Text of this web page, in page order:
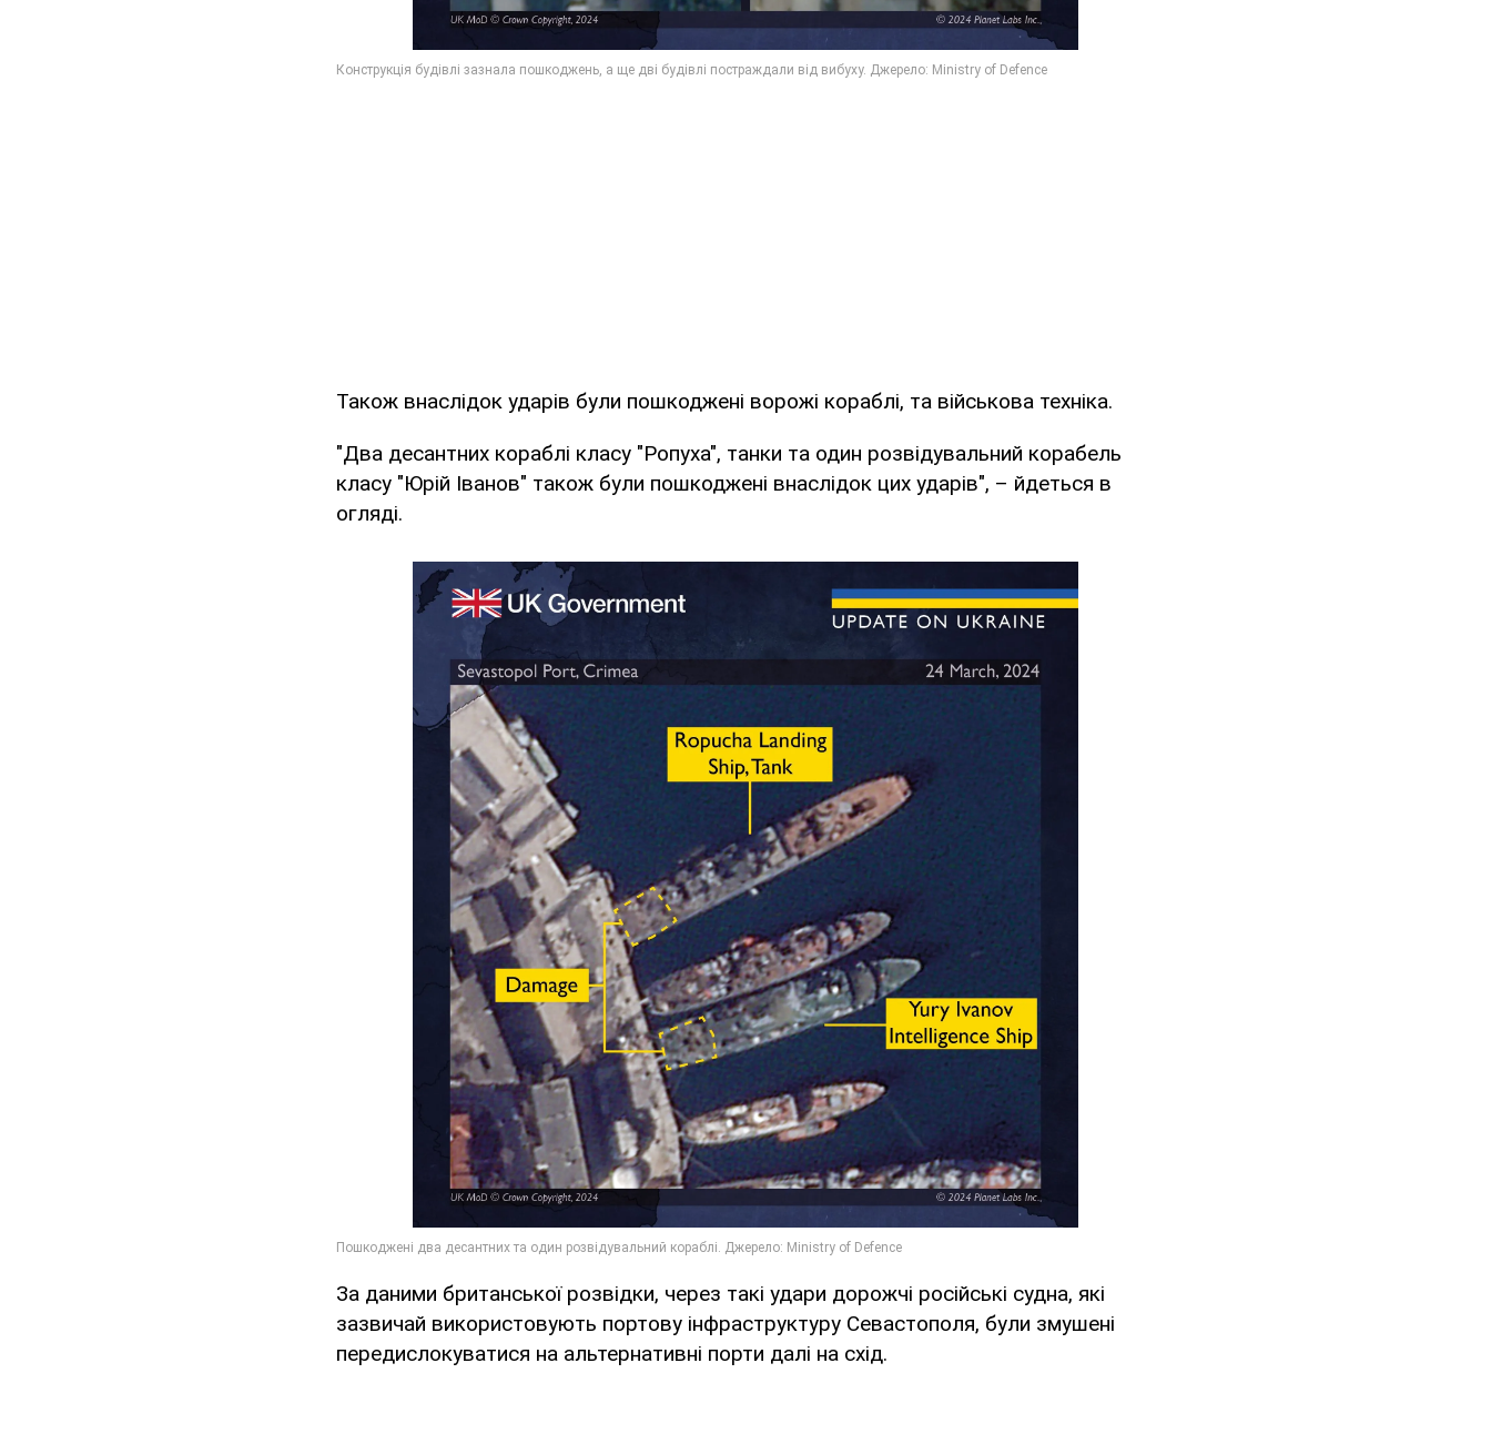
Також внаслідок ударів були пошкоджені ворожі кораблі, та військова техніка.
"Два десантних кораблі класу "Ропуха", танки та один розвідувальний корабель
класу "Юрій Іванов" також були пошкоджені внаслідок цих ударів", – йдеться в
огляді.
За даними британської розвідки, через такі удари дорожчі російські судна, які
зазвичай використовують портову інфраструктуру Севастополя, були змушені
передислокуватися на альтернативні порти далі на схід.